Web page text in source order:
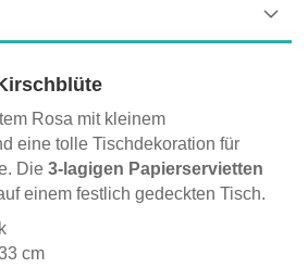
Rosa mit kleinem
eine tolle Tischdekoration für
Die 3-lagigen Papierservietten
einem festlich gedeckten Tisch.
cm